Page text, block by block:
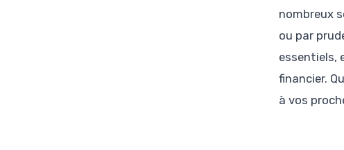
nombreux
ou par
essentiels,
financier.
à vos